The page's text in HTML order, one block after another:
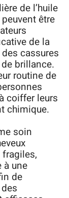
de l’huile
être
de la
cassures
brillance.
routine de
coiffer leurs
chimique.
soin
à une
de